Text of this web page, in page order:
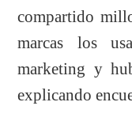
compartido
marcas los
marketing y
explicando